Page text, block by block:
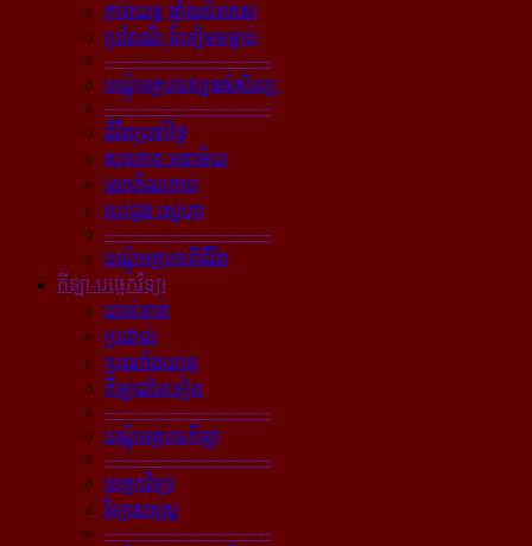
ភាពយន្ដ ផ្ទាំងសំពត់ស
ប្រពៃណី ទំនៀមទម្លាប់
----------------------------
បណ្ដុំអត្ថបទវប្បធម៌សិល្បៈ
----------------------------
ជីវិតប្រចាំថ្ងៃ
សុខភាព អនាម័យ
សោភ័ណភាព
បេះដូង ស្នេហា
----------------------------
បណ្ដុំអត្ថបទពីជីវិត
កីឡា-បច្ចេកវិទ្យា
បាល់ទាត់
ប្រដាល់
ប្រណាំងយាន
កីឡាដទៃទៀត
----------------------------
បណ្ដុំអត្ថបទកីឡា
----------------------------
បច្ចេកវិទ្យា
វិទ្យាសាស្ត្រ
----------------------------